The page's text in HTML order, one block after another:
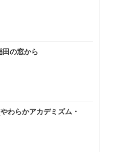
田の窓から
わらかアカデミズム・